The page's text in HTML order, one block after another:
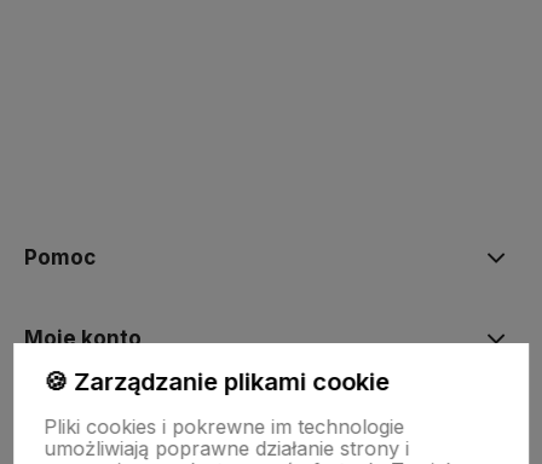
Pomoc
Moje konto
Płatności i dostawa
🍪 Zarządzanie plikami cookie
Pliki cookies i pokrewne im technologie
umożliwiają poprawne działanie strony i